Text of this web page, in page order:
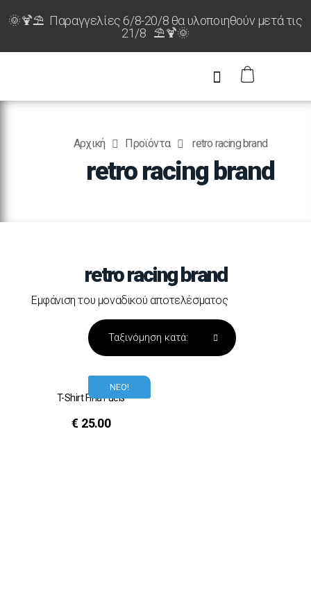
🌞🍹⛱️ Παραγγελίες 6/8-20/8 θα υλοποιηθούν μετά τις
21/8 ⛱️🍹🌞
Αρχική Προϊόντα retro racing brand
retro racing brand
retro racing brand
Εμφάνιση του μοναδικού αποτελέσματος
ΝΕΟ!
T-Shirt Fina Fuels
€ 25.00